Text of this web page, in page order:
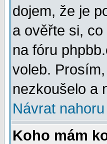
dojem, že je
a ověřte si,
na fóru
voleb.
nezkoušelo a
Návrat nahoru
Koho mám